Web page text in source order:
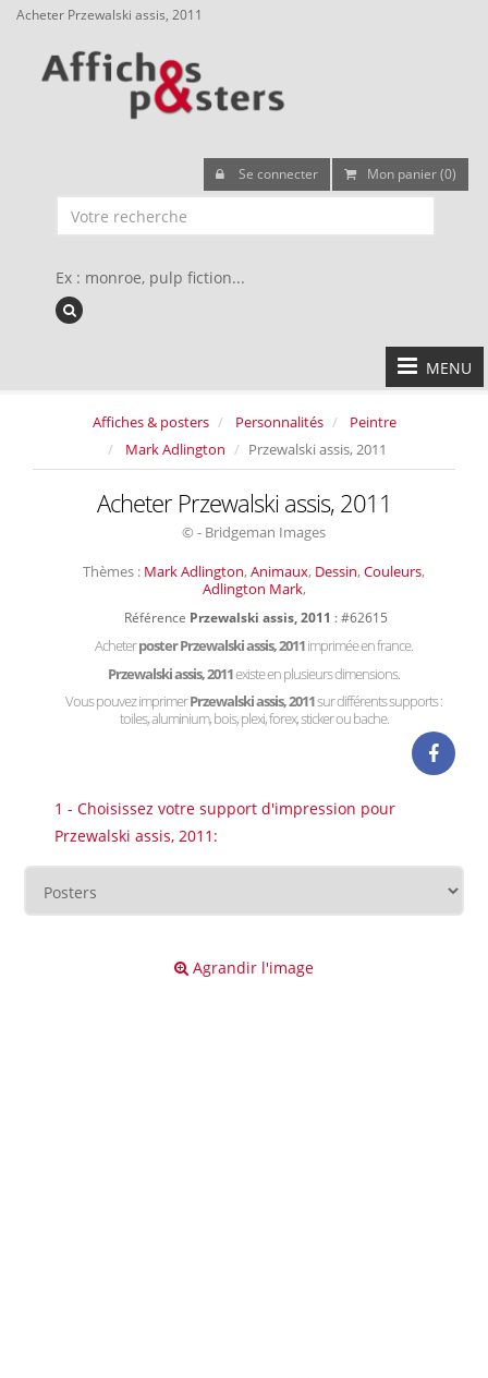
Acheter Przewalski assis, 2011
Se connecter Mon panier (0)
Ex : monroe, pulp fiction...
MENU
Affiches & posters Personnalités
Peintre
Mark Adlington
Przewalski assis, 2011
Acheter Przewalski assis, 2011
© - Bridgeman Images
Thèmes : Mark Adlington, Animaux, Dessin, Couleurs,
Adlington Mark,
Référence Przewalski assis, 2011 : #62615
Acheterposter Przewalski assis, 2011imprimée en france.
Przewalski assis, 2011existe en plusieurs dimensions.
Vous pouvez imprimerPrzewalski assis, 2011sur différents supports :
toiles, aluminium, bois, plexi, forex, sticker ou bache.
1 - Choisissez votre support d'impression pour
Przewalski assis, 2011:
Agrandir l'image